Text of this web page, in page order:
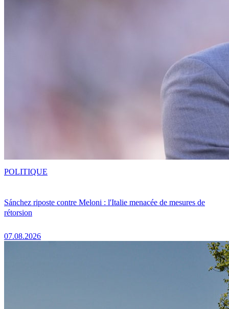
Sánchez riposte contre Meloni : l'Italie menacée de mesures de
rétorsion
07.08.2026
POLITIQUE